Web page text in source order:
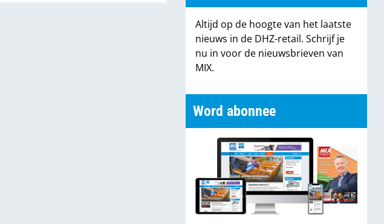
Altijd op de hoogte van het laatste
nieuws in de DHZ-retail. Schrijf je
nu in voor de nieuwsbrieven van
MIX.
Word abonnee